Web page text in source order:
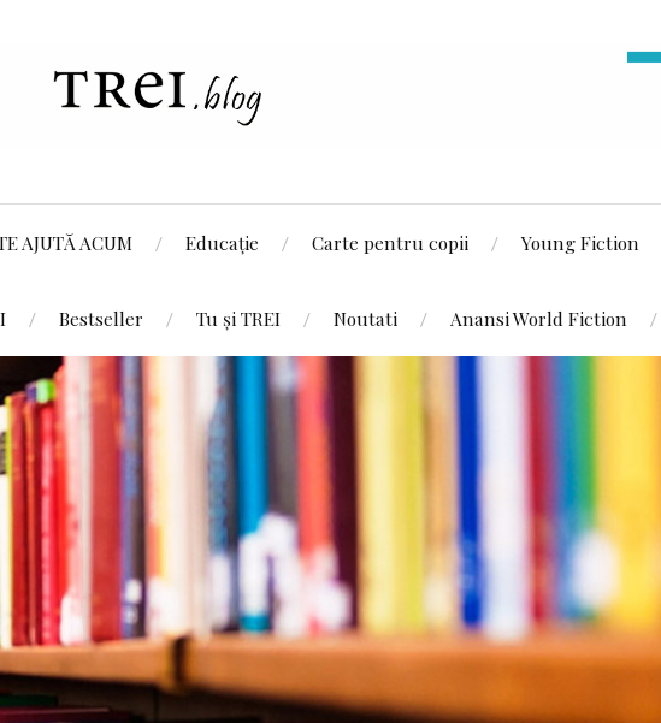
AJUTĂ ACUM Educație Carte pentru copii Young Fiction
Bestseller Tu și TREI Noutati Anansi World Fiction